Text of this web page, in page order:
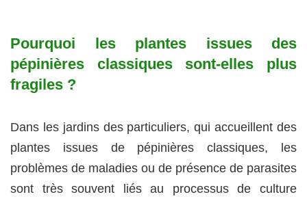
Pourquoi les plantes issues des
pépinières classiques sont-elles plus
fragiles ?
Dans les jardins des particuliers, qui accueillent des
plantes issues de pépinières classiques, les
problèmes de maladies ou de présence de parasites
sont très souvent liés au processus de culture